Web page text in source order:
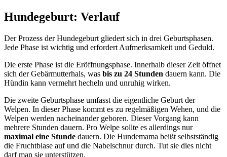
Hundegeburt: Verlauf
Der Prozess der Hundegeburt gliedert sich in drei Geburtsphasen.
Jede Phase ist wichtig und erfordert Aufmerksamkeit und Geduld.
Die erste Phase ist die Eröffnungsphase. Innerhalb dieser Zeit öffnet
sich der Gebärmutterhals, was bis zu 24 Stunden dauern kann. Die
Hündin kann vermehrt hecheln und unruhig wirken.
Die zweite Geburtsphase umfasst die eigentliche Geburt der
Welpen. In dieser Phase kommt es zu regelmäßigen Wehen, und die
Welpen werden nacheinander geboren. Dieser Vorgang kann
mehrere Stunden dauern. Pro Welpe sollte es allerdings nur
maximal eine Stunde dauern. Die Hundemama beißt selbstständig
die Fruchtblase auf und die Nabelschnur durch. Tut sie dies nicht
darf man sie unterstützen.